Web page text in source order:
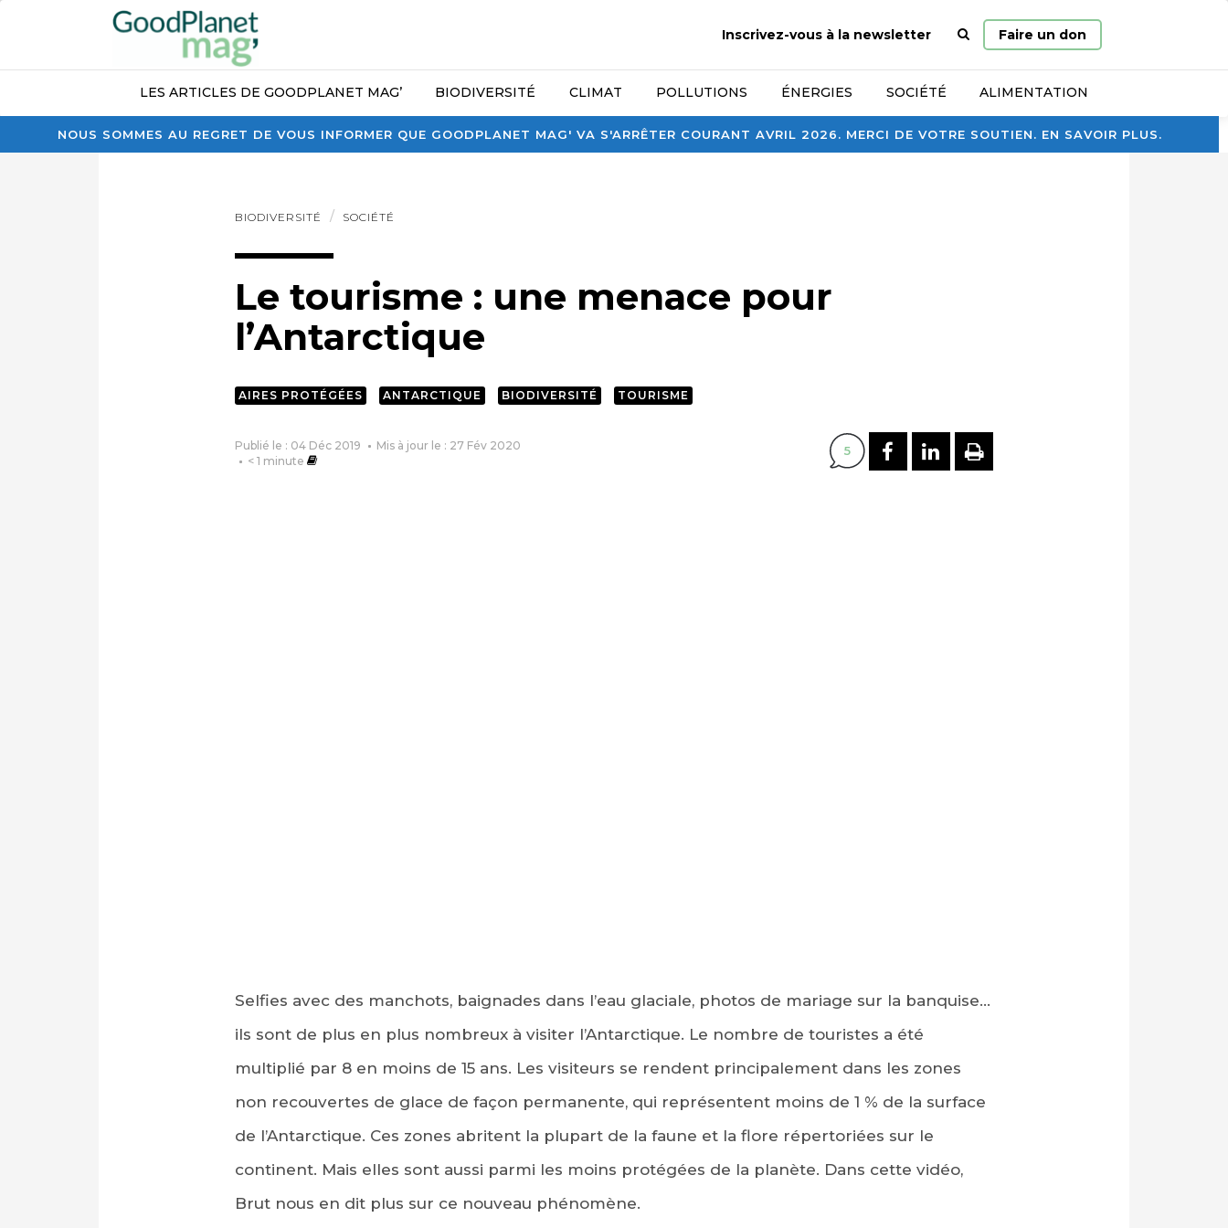
NOUS SOMMES AU REGRET DE VOUS INFORMER QUE GOODPLANET MAG' VA S'ARRÊTER COURANT AVRIL 2026. MERCI DE VOTRE SOUTIEN. EN SAVOIR PLUS.
Inscrivez-vous à la newsletter
Page
d’accueil
Faire un don
LES ARTICLES DE GOODPLANET MAG’ BIODIVERSITÉ CLIMAT POLLUTIONS ÉNERGIES SOCIÉTÉ ALIMENTATION
BIODIVERSITÉ SOCIÉTÉ
Le tourisme : une menace pour
l’Antarctique
AIRES PROTÉGÉES ANTARCTIQUE BIODIVERSITÉ TOURISME
Publié le : 04 Déc 2019
Mis à jour le : 27 Fév 2020
< 1 minute
5 PARTAGER SUR FACEBOOK
PARTAGER SUR
IMPRIMER
Selfies avec des manchots, baignades dans l’eau glaciale, photos de mariage sur la banquise…
ils sont de plus en plus nombreux à visiter l’Antarctique. Le nombre de touristes a été
multiplié par 8 en moins de 15 ans. Les visiteurs se rendent principalement dans les zones
non recouvertes de glace de façon permanente, qui représentent moins de 1 % de la surface
de l’Antarctique. Ces zones abritent la plupart de la faune et la flore répertoriées sur le
continent. Mais elles sont aussi parmi les moins protégées de la planète. Dans cette vidéo,
Brut nous en dit plus sur ce nouveau phénomène.